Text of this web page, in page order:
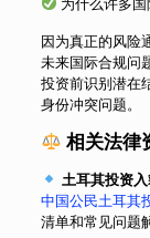
因为真正的风险
未来国际合规问
投资前识别潜在
身份冲突问题。
相关法律
土耳其投资
中国公民土耳其
清单和常见问题